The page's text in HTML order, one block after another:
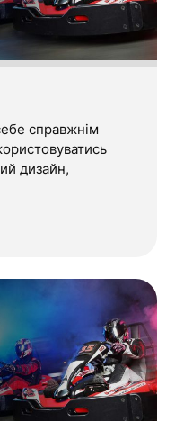
справжнім
дизайн,